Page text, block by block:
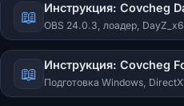
📖 Инструкция: Covcheg
OBS 24.0.3, лоадер,
📖 Инструкция: Covcheg
Подготовка Windows,